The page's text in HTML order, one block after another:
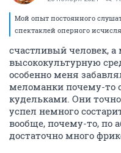
Мой опыт постоянного
спектаклей оперного
счастливый человек,
высококультурную
особенно меня
меломанки почему-то
кудельками. Они
успел немного
вообще, почему-то, по
достаточно много